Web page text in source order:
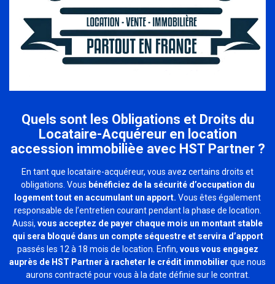
Quels sont les Obligations et Droits du
Locataire-Acquéreur en location
accession immobilièe avec HST Partner ?
En tant que locataire-acquéreur, vous avez certains droits et
obligations. Vous bénéficiez de la sécurité d’occupation du
logement tout en accumulant un apport. Vous êtes également
responsable de l’entretien courant pendant la phase de location.
Aussi, vous acceptez de payer chaque mois un montant stable
qui sera bloqué dans un compte séquestre et servira d’apport
passés les 12 à 18 mois de location. Enfin, vous vous engagez
auprès de HST Partner à racheter le crédit immobilier que nous
aurons contracté pour vous à la date définie sur le contrat.